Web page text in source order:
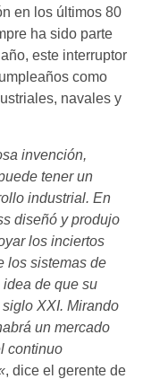
en los últimos 80
ha sido parte
este interruptor
como
navales y
invención,
tener un
industrial. En
diseñó y produjo
los inciertos
los sistemas de
de que su
XXI. Mirando
un mercado
continuo
, dice el gerente de